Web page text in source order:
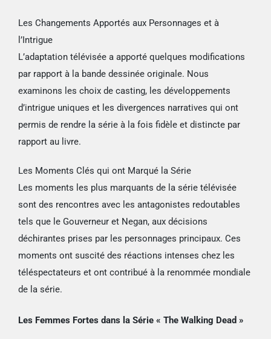
Les Changements Apportés aux Personnages et à
l’Intrigue
L’adaptation télévisée a apporté quelques modifications
par rapport à la bande dessinée originale. Nous
examinons les choix de casting, les développements
d’intrigue uniques et les divergences narratives qui ont
permis de rendre la série à la fois fidèle et distincte par
rapport au livre.
Les Moments Clés qui ont Marqué la Série
Les moments les plus marquants de la série télévisée
sont des rencontres avec les antagonistes redoutables
tels que le Gouverneur et Negan, aux décisions
déchirantes prises par les personnages principaux. Ces
moments ont suscité des réactions intenses chez les
téléspectateurs et ont contribué à la renommée mondiale
de la série.
Les Femmes Fortes dans la Série « The Walking Dead »